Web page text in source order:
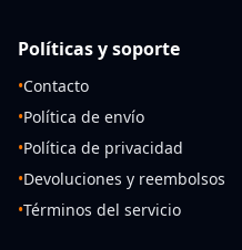
Políticas y soporte
•Contacto
•Política de envío
•Política de privacidad
•Devoluciones y reembolsos
•Términos del servicio